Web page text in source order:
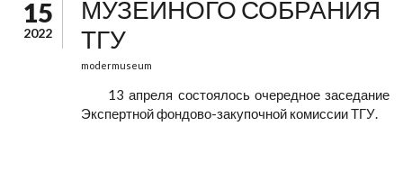
15
2022
МУЗЕЙНОГО СОБРАНИЯ
ТГУ
modermuseum
13 апреля состоялось очередное заседание
Экспертной фондово-закупочной комиссии ТГУ.